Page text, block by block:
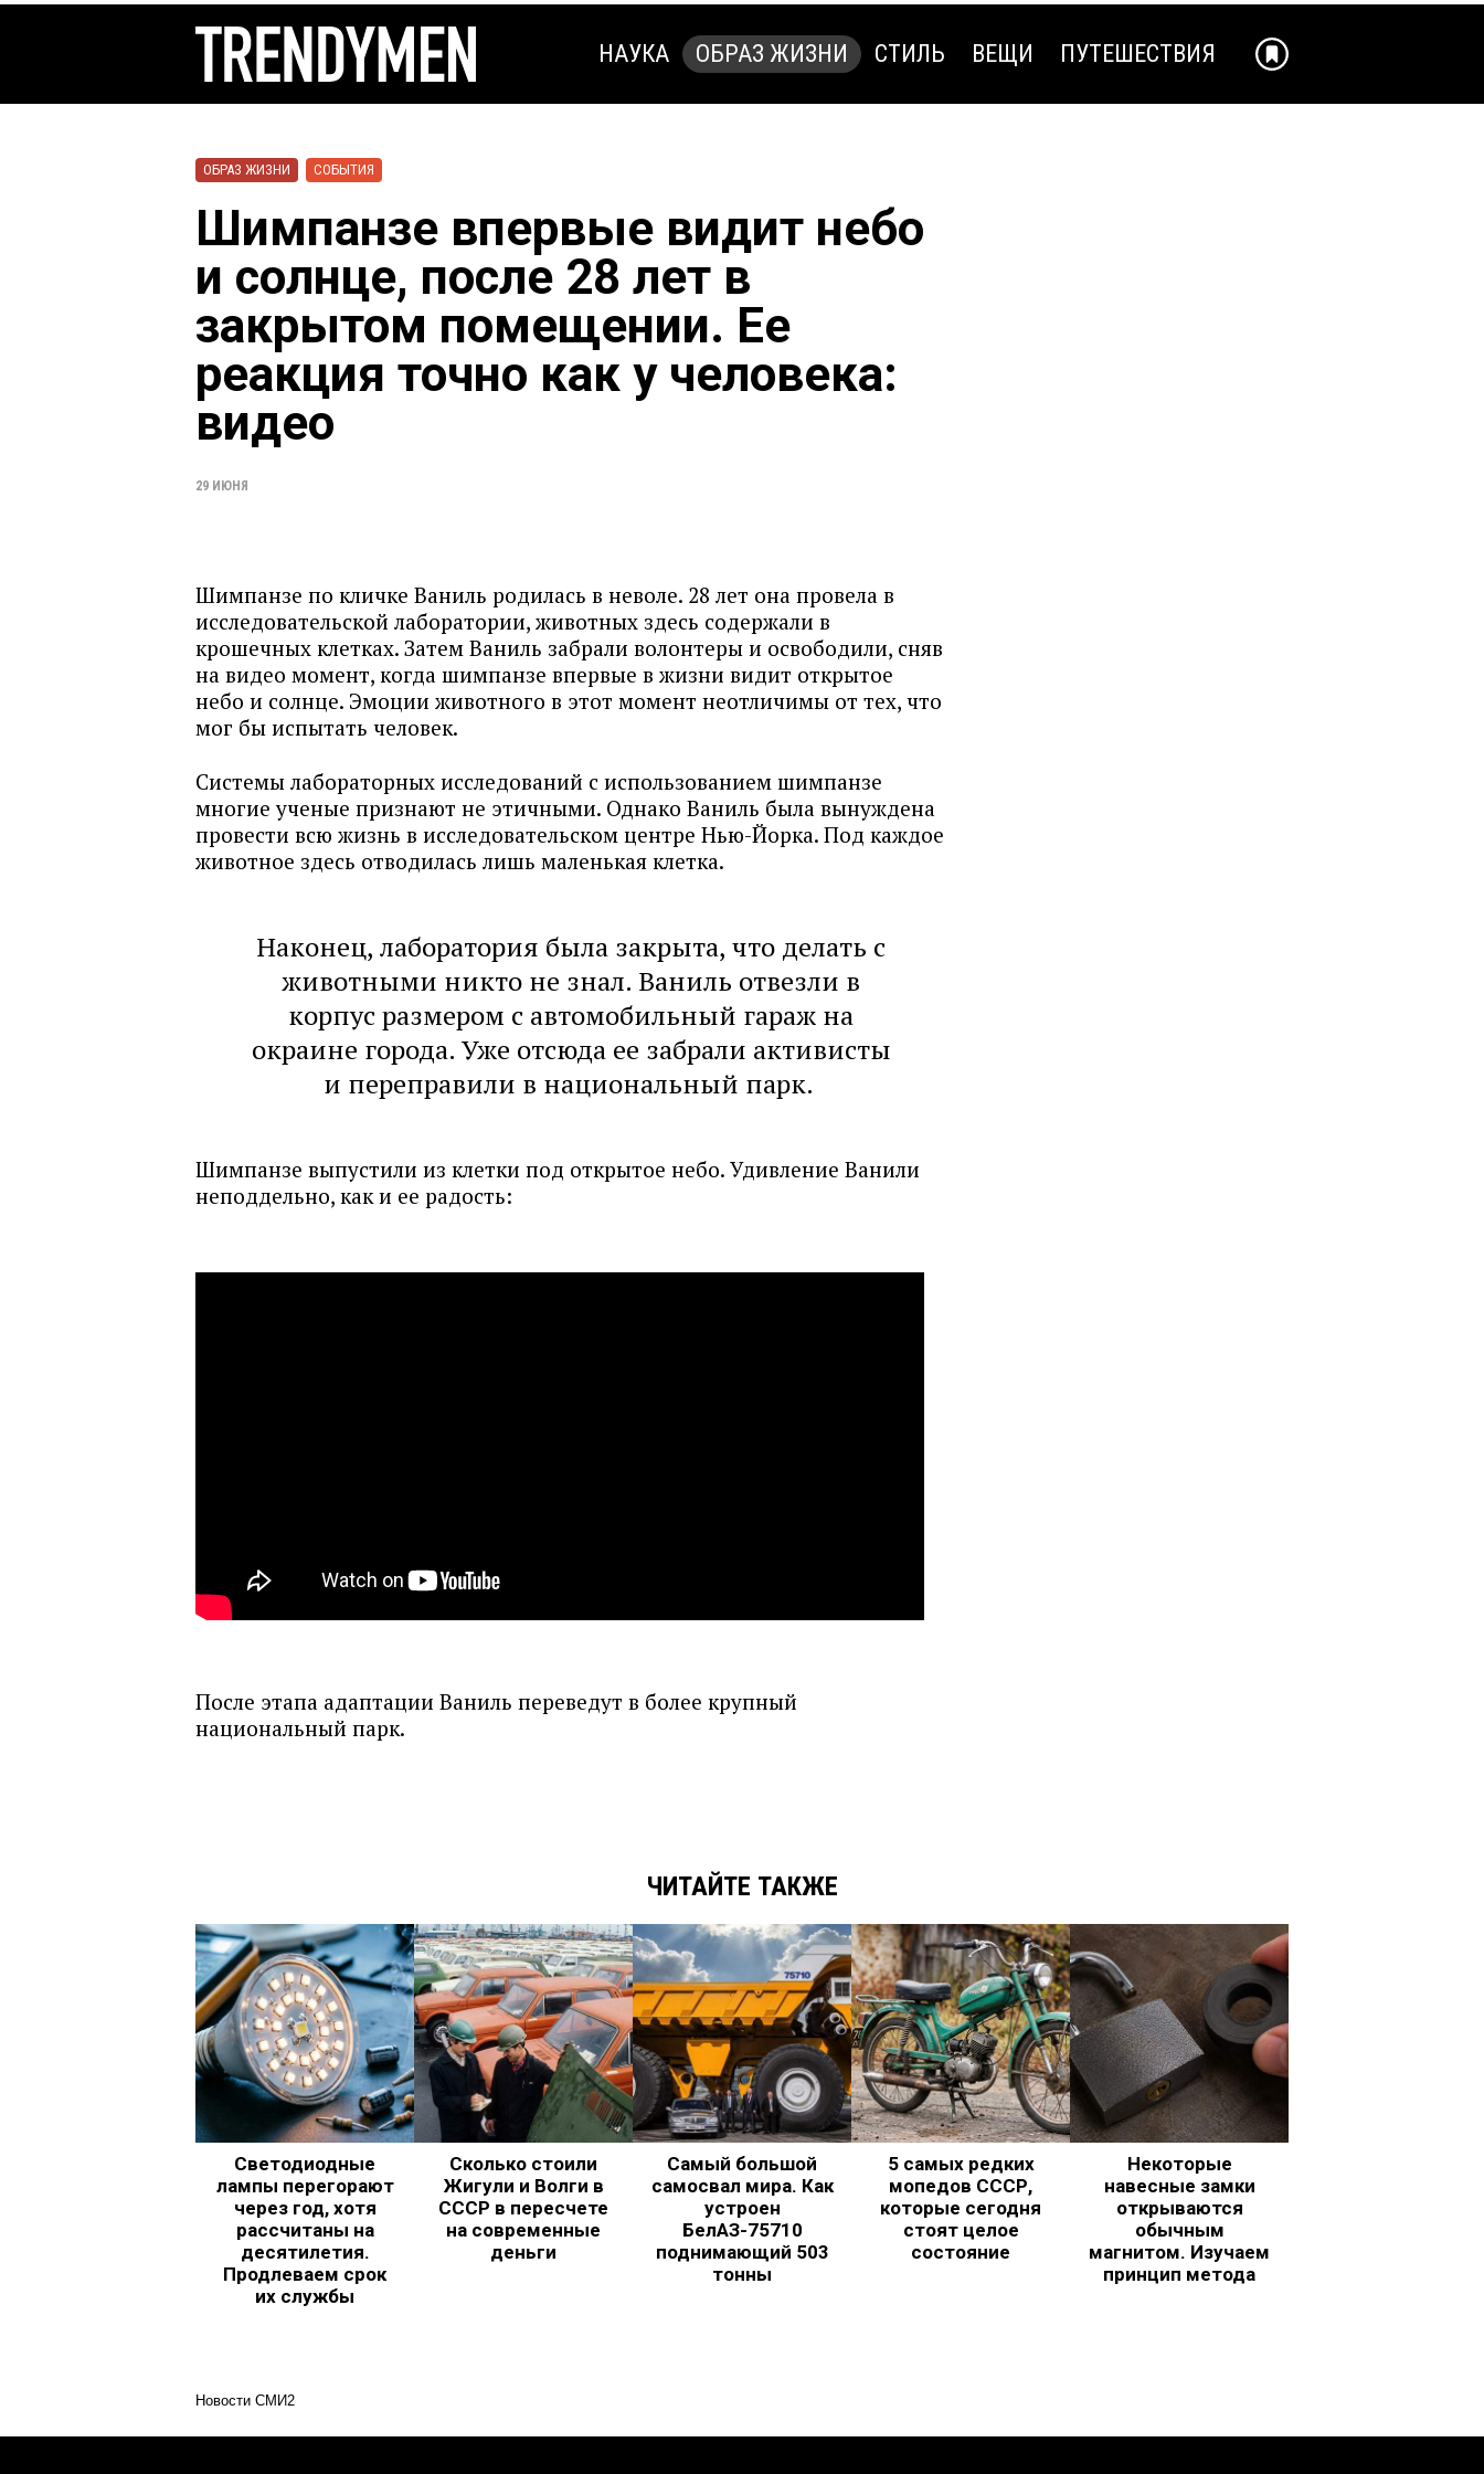
НАУКА ОБРАЗ ЖИЗНИ СТИЛЬ ВЕЩИ ПУТЕШЕСТВИЯ
ОБРАЗ ЖИЗНИ СОБЫТИЯ
Шимпанзе впервые видит небо
и солнце, после 28 лет в
закрытом помещении. Ее
реакция точно как у человека:
видео
29 ИЮНЯ
Шимпанзе по кличке Ваниль родилась в неволе. 28 лет она провела в
исследовательской лаборатории, животных здесь содержали в
крошечных клетках. Затем Ваниль забрали волонтеры и освободили, сняв
на видео момент, когда шимпанзе впервые в жизни видит открытое
небо и солнце. Эмоции животного в этот момент неотличимы от тех, что
мог бы испытать человек.
Системы лабораторных исследований с использованием шимпанзе
многие ученые признают не этичными. Однако Ваниль была вынуждена
провести всю жизнь в исследовательском центре Нью-Йорка. Под каждое
животное здесь отводилась лишь маленькая клетка.
Наконец, лаборатория была закрыта, что делать с
животными никто не знал. Ваниль отвезли в
корпус размером с автомобильный гараж на
окраине города. Уже отсюда ее забрали активисты
и переправили в национальный парк.
Шимпанзе выпустили из клетки под открытое небо. Удивление Ванили
неподдельно, как и ее радость:
После этапа адаптации Ваниль переведут в более крупный
национальный парк.
ЧИТАЙТЕ ТАКЖЕ
Светодиодные
лампы перегорают
через год, хотя
рассчитаны на
десятилетия.
Продлеваем срок
их службы
Сколько стоили
Жигули и Волги в
СССР в пересчете
на современные
деньги
Самый большой
самосвал мира. Как
устроен
БелАЗ-75710
поднимающий 503
тонны
5 самых редких
мопедов СССР,
которые сегодня
стоят целое
состояние
Некоторые
навесные замки
открываются
обычным
магнитом. Изучаем
принцип метода
Новости СМИ2